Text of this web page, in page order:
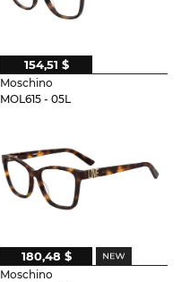
Moschino
MOL615 - 05L
154,51 $
Moschino
180,48 $